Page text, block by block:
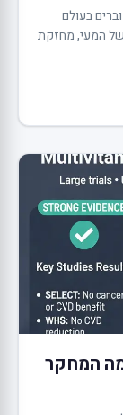
בעולם
של המעי, מחזקת
המחקר